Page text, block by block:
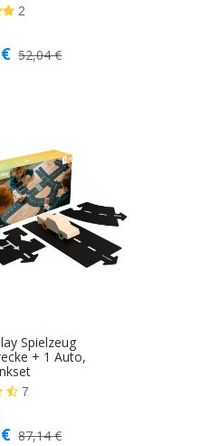
Warenkorb
2
€ 52,04€
In den
Warenkorb
Spielzeug
+ 1 Auto,
7
€ 87,14€